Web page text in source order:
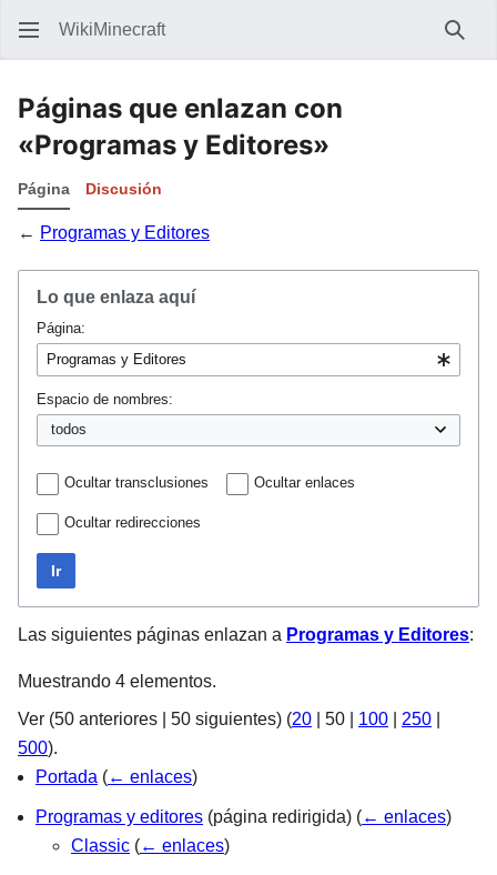
WikiMinecraft
Páginas que enlazan con
«Programas y Editores»
Página Discusión
← Programas y Editores
Lo que enlaza aquí
Página:
Espacio de nombres:
Ocultar transclusiones Ocultar enlaces
Ocultar redirecciones
Ir
Las siguientes páginas enlazan a Programas y Editores:
Muestrando 4 elementos.
Ver (50 anteriores 50 siguientes) (20 50 100 250
500).
Portada (← enlaces)
Programas y editores (página redirigida) (← enlaces)
Classic (← enlaces)